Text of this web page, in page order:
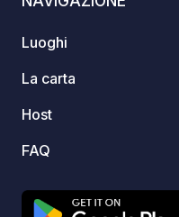
Luoghi
La carta
Host
FAQ